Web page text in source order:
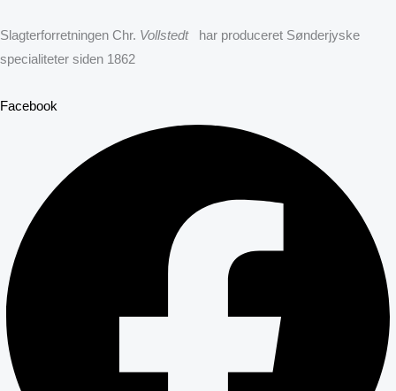
Slagterforretningen Chr. Vollstedthar produceret Sønderjyske
specialiteter siden 1862
Facebook